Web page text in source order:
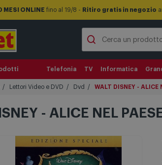
MESI ONLINE fino al 19/8 - Ritiro gratis in negozio
Telefonia TV Informatica
Lettori Video e DVD Dvd WALT DISNEY - ALICE
- ALICE NEL